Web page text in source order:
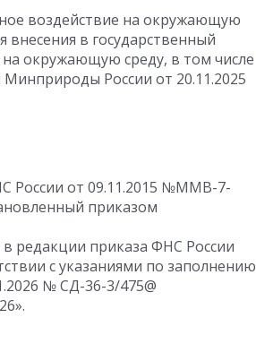
воздействие на окружающую
внесения в государственный
окружающую среду, в том числе
России от 20.11.2025
России от 09.11.2015 №ММВ-7-
приказом
редакции приказа ФНС России
с указаниями по заполнению
№ СД-36-3/475@